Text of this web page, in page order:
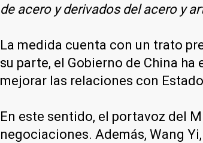
de acero y derivados del acero y
La medida cuenta con un trato
su parte, el Gobierno de China ha
mejorar las relaciones con
En este sentido, el portavoz del
negociaciones. Además, Wang